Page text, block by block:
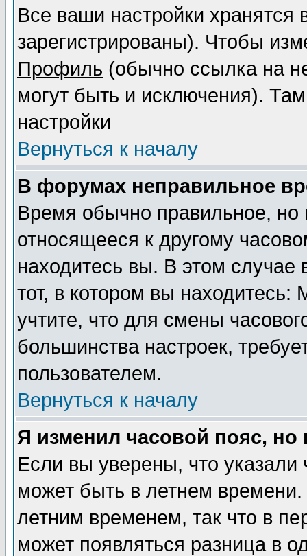
Все ваши настройки
зарегистрированы). Чтобы
Профиль (обычно ссылка на
могут быть и исключения).
настройки
Вернуться к началу
В форумах неправильное
Время обычно правильное,
относящееся к другому
находитесь вы. В этом
тот, в котором вы
учтите, что для смены
большинства настроек,
пользователем.
Вернуться к началу
Я изменил часовой пояс,
Если вы уверены, что указали
может быть в летнем
летним временем, так что в
может появляться разница в